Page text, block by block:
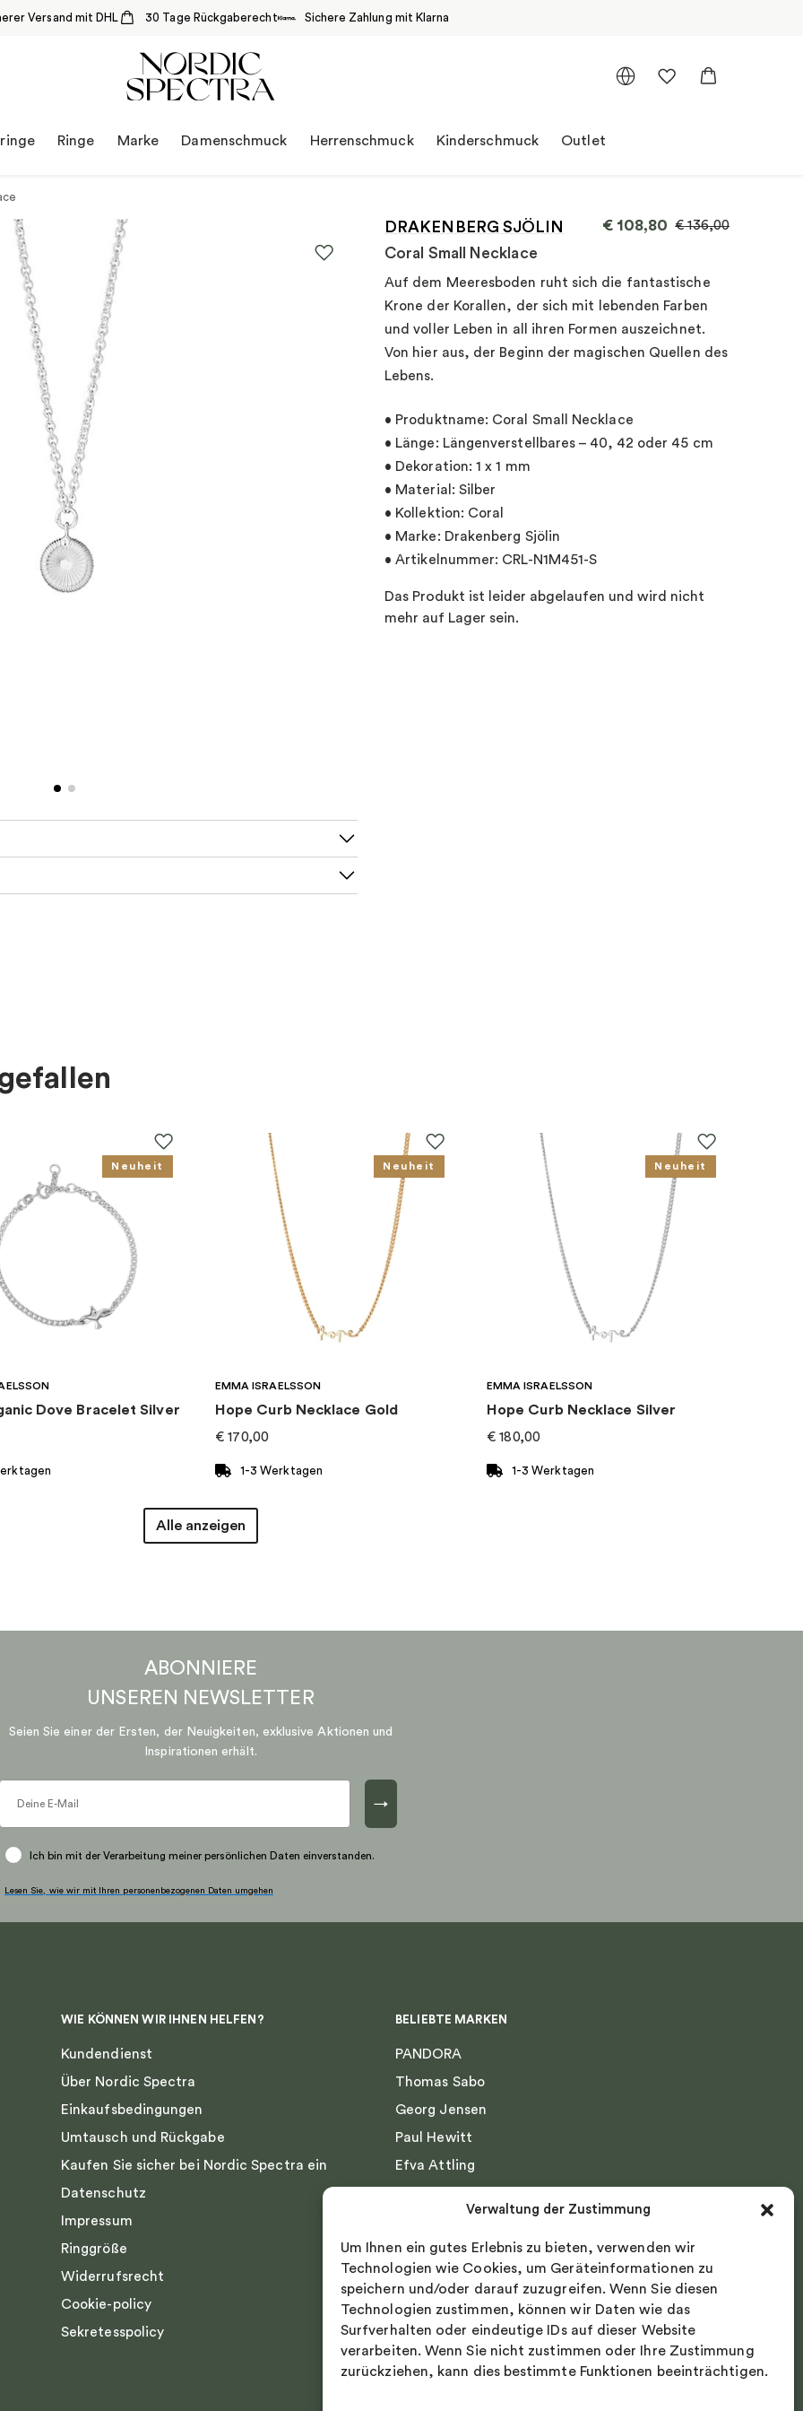
Verwaltung der Zustimmung
Um Ihnen ein gutes Erlebnis zu bieten, verwenden wir
Technologien wie Cookies, um Geräteinformationen zu
speichern und/oder darauf zuzugreifen. Wenn Sie diesen
Technologien zustimmen, können wir Daten wie das
Surfverhalten oder eindeutige IDs auf dieser Website
verarbeiten. Wenn Sie nicht zustimmen oder Ihre Zustimmung
zurückziehen, kann dies bestimmte Funktionen beeinträchtigen.
Versand mit DHL 30 Tage Rückgaberecht Sichere Zahlung mit Klarna
Ringe Marke Damenschmuck Herrenschmuck Kinderschmuck Outlet
DRAKENBERG SJÖLIN
Coral Small Necklace
€108,80 €136,00
Auf dem Meeresboden ruht sich die fantastische
Krone der Korallen, der sich mit lebenden Farben
und voller Leben in all ihren Formen auszeichnet.
Von hier aus, der Beginn der magischen Quellen des
Lebens.
• Produktname: Coral Small Necklace
• Länge: Längenverstellbares – 40, 42 oder 45 cm
• Dekoration: 1 x 1 mm
• Material: Silber
• Kollektion: Coral
• Marke: Drakenberg Sjölin
• Artikelnummer: CRL-N1M451-S
Das Produkt ist leider abgelaufen und wird nicht
mehr auf Lager sein.
Neuheit
Dove Bracelet Silver
Neuheit
EMMA ISRAELSSON
Hope Curb Necklace Gold
€ 170,00
1-3 Werktagen
Neuheit
EMMA ISRAELSSON
Hope Curb Necklace Silver
€ 180,00
1-3 Werktagen
Alle anzeigen
ABONNIERE
UNSEREN NEWSLETTER
Seien Sie einer der Ersten, der Neuigkeiten, exklusive Aktionen und
Inspirationen erhält.
→
Ich bin mit der Verarbeitung meiner persönlichen Daten einverstanden.
Lesen Sie, wie wir mit Ihren personenbezogenen Daten umgehen
WIE KÖNNEN WIR IHNEN HELFEN?
Kundendienst
Über Nordic Spectra
Einkaufsbedingungen
Umtausch und Rückgabe
Kaufen Sie sicher bei Nordic Spectra ein
Datenschutz
Impressum
Ringgröße
Widerrufsrecht
Cookie-policy
Sekretesspolicy
BELIEBTE MARKEN
PANDORA
Thomas Sabo
Georg Jensen
Paul Hewitt
Efva Attling
Nordic Spectra